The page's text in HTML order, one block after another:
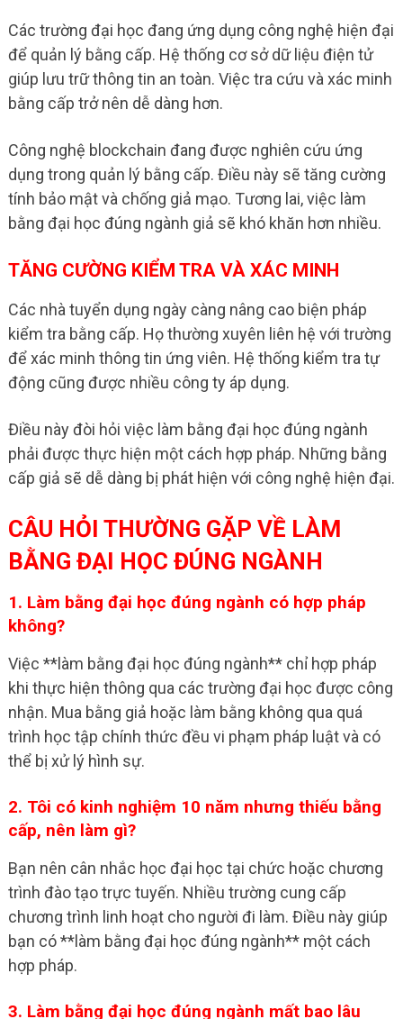
Các trường đại học đang ứng dụng công nghệ hiện đại
để quản lý bằng cấp. Hệ thống cơ sở dữ liệu điện tử
giúp lưu trữ thông tin an toàn. Việc tra cứu và xác minh
bằng cấp trở nên dễ dàng hơn.
Công nghệ blockchain đang được nghiên cứu ứng
dụng trong quản lý bằng cấp. Điều này sẽ tăng cường
tính bảo mật và chống giả mạo. Tương lai, việc làm
bằng đại học đúng ngành giả sẽ khó khăn hơn nhiều.
TĂNG CƯỜNG KIỂM TRA VÀ XÁC MINH
Các nhà tuyển dụng ngày càng nâng cao biện pháp
kiểm tra bằng cấp. Họ thường xuyên liên hệ với trường
để xác minh thông tin ứng viên. Hệ thống kiểm tra tự
động cũng được nhiều công ty áp dụng.
Điều này đòi hỏi việc làm bằng đại học đúng ngành
phải được thực hiện một cách hợp pháp. Những bằng
cấp giả sẽ dễ dàng bị phát hiện với công nghệ hiện đại.
CÂU HỎI THƯỜNG GẶP VỀ LÀM
BẰNG ĐẠI HỌC ĐÚNG NGÀNH
1. Làm bằng đại học đúng ngành có hợp pháp
không?
Việc **làm bằng đại học đúng ngành** chỉ hợp pháp
khi thực hiện thông qua các trường đại học được công
nhận. Mua bằng giả hoặc làm bằng không qua quá
trình học tập chính thức đều vi phạm pháp luật và có
thể bị xử lý hình sự.
2. Tôi có kinh nghiệm 10 năm nhưng thiếu bằng
cấp, nên làm gì?
Bạn nên cân nhắc học đại học tại chức hoặc chương
trình đào tạo trực tuyến. Nhiều trường cung cấp
chương trình linh hoạt cho người đi làm. Điều này giúp
bạn có **làm bằng đại học đúng ngành** một cách
hợp pháp.
3. Làm bằng đại học đúng ngành mất bao lâu